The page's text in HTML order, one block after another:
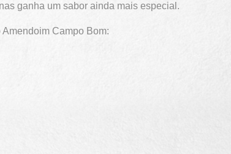
ganha um sabor ainda mais especial.
Campo Bom: